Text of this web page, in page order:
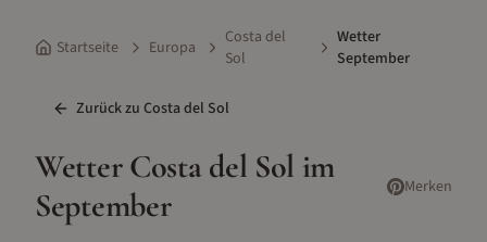
Startseite Europa
Costa del
Sol
Wetter
September
Zurück zu Costa del Sol
WetterCosta del Sol im
September
Merken